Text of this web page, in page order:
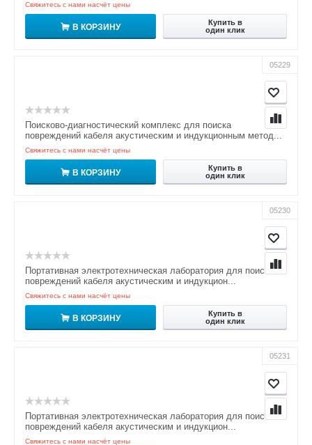
Свяжитесь с нами насчёт цены
В КОРЗИНУ
Купить в
один клик
05229
Поисково-диагностический комплекс для поиска
повреждений кабеля акустическим и индукционным метод...
Свяжитесь с нами насчёт цены
В КОРЗИНУ
Купить в
один клик
05230
Портативная электротехническая лаборатория для поиска
повреждений кабеля акустическим и индукцион...
Свяжитесь с нами насчёт цены
В КОРЗИНУ
Купить в
один клик
05231
Портативная электротехническая лаборатория для поиска
повреждений кабеля акустическим и индукцион...
Свяжитесь с нами насчёт цены